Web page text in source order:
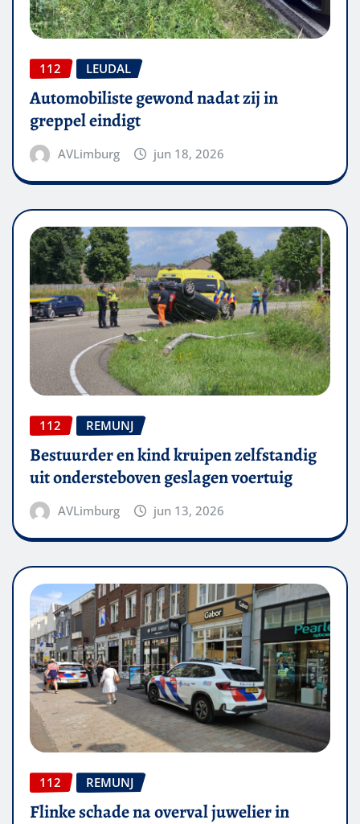
112 LEUDAL
Automobiliste gewond nadat zij in
greppel eindigt
AVLimburg jun 18, 2026
112 REMUNJ
Bestuurder en kind kruipen zelfstandig
uit ondersteboven geslagen voertuig
AVLimburg jun 13, 2026
112 REMUNJ
Flinke schade na overval juwelier in